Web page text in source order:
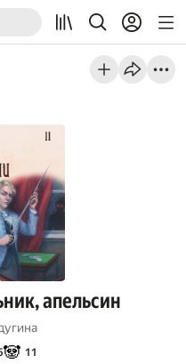
апельсин
🐼 11